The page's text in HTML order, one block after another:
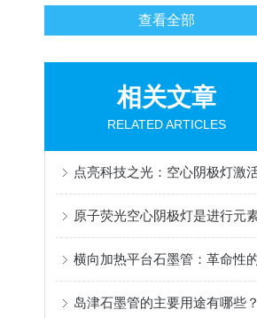
查看全部
相关文章
RELATED ARTICLES
岛津石墨管的主要用途有哪些？